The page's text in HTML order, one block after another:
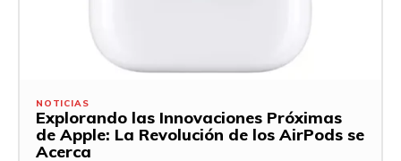
NOTICIAS
Explorando las Innovaciones Próximas
de Apple: La Revolución de los AirPods se
Acerca